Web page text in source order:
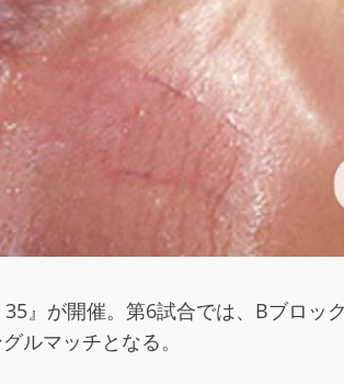
』が開催。第6試合では、Bブロッ
ルマッチとなる。